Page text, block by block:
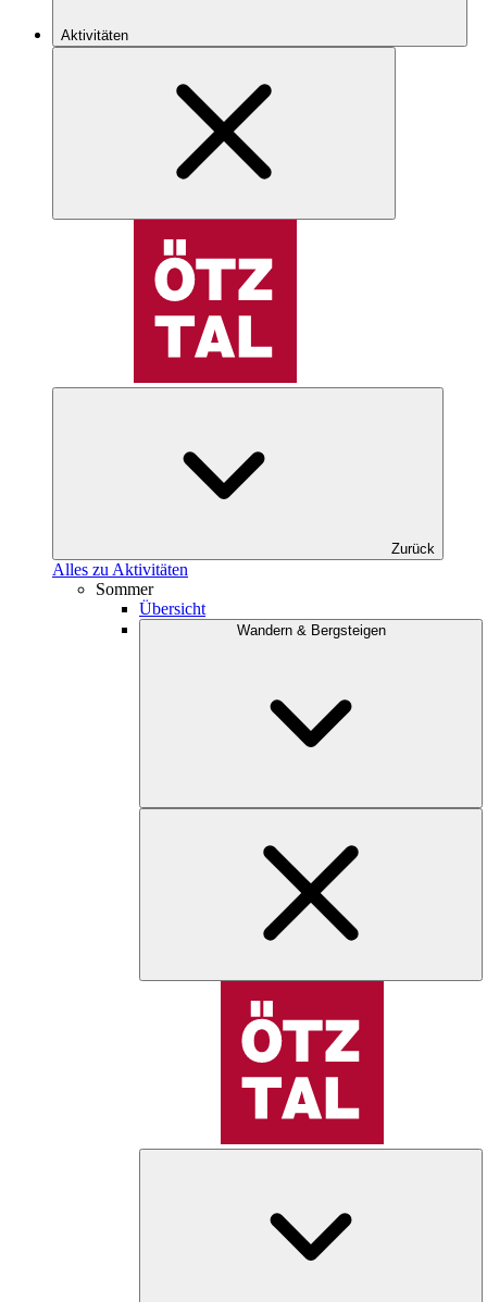
Aktivitäten
Zurück
Alles zu Aktivitäten
Sommer
Übersicht
Wandern & Bergsteigen